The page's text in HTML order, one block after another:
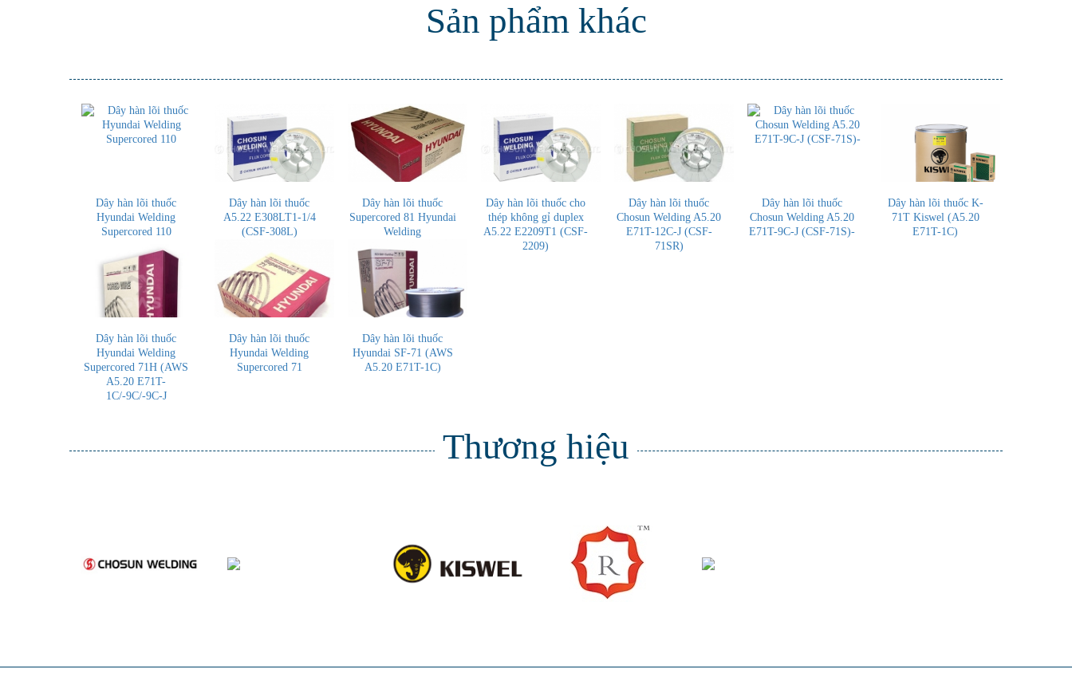
Sản phẩm khác
Dây hàn lõi thuốc
Hyundai Welding
Supercored 110
Dây hàn lõi thuốc
A5.22 E308LT1-1/4
(CSF-308L)
Dây hàn lõi thuốc
Supercored 81 Hyundai
Welding
Dây hàn lõi thuốc cho
thép không gỉ duplex
A5.22 E2209T1 (CSF-
2209)
Dây hàn lõi thuốc
Chosun Welding A5.20
E71T-12C-J (CSF-
71SR)
Dây hàn lõi thuốc
Chosun Welding A5.20
E71T-9C-J (CSF-71S)-
Dây hàn lõi thuốc K-
71T Kiswel (A5.20
E71T-1C)
Dây hàn lõi thuốc
Hyundai Welding
Supercored 71H (AWS
A5.20 E71T-
1C/-9C/-9C-J
Dây hàn lõi thuốc
Hyundai Welding
Supercored 71
Dây hàn lõi thuốc
Hyundai SF-71 (AWS
A5.20 E71T-1C)
Thương hiệu